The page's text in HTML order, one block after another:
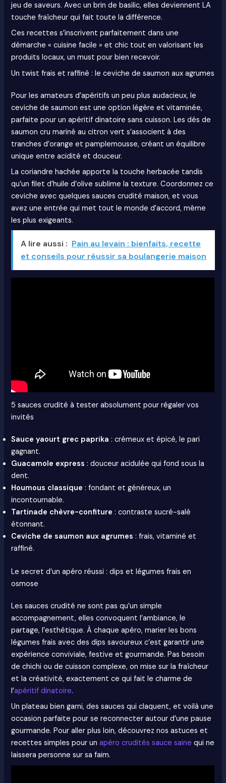
jeu de saveurs. Avec un brin de basilic, elles deviennent LA
touche fraîcheur qui fait toute la différence.
Ces recettes s’inscrivent parfaitement dans une
démarche « cuisine facile » et chic tout en valorisant les
produits locaux, un must pour bien recevoir.
Un twist frais et raffiné : le ceviche de saumon aux agrumes
Pour les amateurs d’apéritifs un peu plus audacieux, le
ceviche de saumon est une option légère et vitaminée,
parfaite pour un apéritif dinatoire sans cuisson. Les dés de
saumon cru mariné au citron vert s’associent à des
tranches d’orange et pamplemousse, créant un équilibre
unique entre acidité et douceur.
La coriandre hachée apporte la touche herbacée tandis
qu’un filet d’huile d’olive sublime la texture. Coordonnez ce
ceviche avec quelques sauces crudité maison, et vous
avez une entrée qui met tout le monde d’accord, même
les plus exigeants.
A lire aussi : Pain au levain : bienfaits, recette
et conseils pour réussir sa boulangerie maison
5 sauces crudité à tester absolument pour régaler vos
invités
Sauce yaourt grec paprika : crémeux et épicé, le pari
gagnant.
Guacamole express : douceur acidulée qui fond sous la
dent.
Houmous classique : fondant et généreux, un
incontournable.
Tartinade chèvre-confiture : contraste sucré-salé
étonnant.
Ceviche de saumon aux agrumes : frais, vitaminé et
raffiné.
Le secret d’un apéro réussi : dips et légumes frais en
osmose
Les sauces crudité ne sont pas qu’un simple
accompagnement, elles convoquent l’ambiance, le
partage, l’esthétique. À chaque apéro, marier les bons
légumes frais avec des dips savoureux c’est garantir une
expérience conviviale, festive et gourmande. Pas besoin
de chichi ou de cuisson complexe, on mise sur la fraîcheur
et la créativité, exactement ce qui fait le charme de
l’apéritif dinatoire.
Un plateau bien garni, des sauces qui claquent, et voilà une
occasion parfaite pour se reconnecter autour d’une pause
gourmande. Pour aller plus loin, découvrez nos astuces et
recettes simples pour unapéro crudités sauce saine qui ne
laissera personne sur sa faim.